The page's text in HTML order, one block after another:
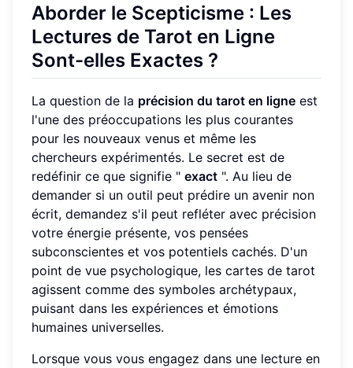
Aborder le Scepticisme : Les
Lectures de Tarot en Ligne
Sont-elles Exactes ?
La question de la précision du tarot en ligne est
l'une des préoccupations les plus courantes
pour les nouveaux venus et même les
chercheurs expérimentés. Le secret est de
redéfinir ce que signifie " exact ". Au lieu de
demander si un outil peut prédire un avenir non
écrit, demandez s'il peut refléter avec précision
votre énergie présente, vos pensées
subconscientes et vos potentiels cachés. D'un
point de vue psychologique, les cartes de tarot
agissent comme des symboles archétypaux,
puisant dans les expériences et émotions
humaines universelles.
Lorsque vous vous engagez dans une lecture en